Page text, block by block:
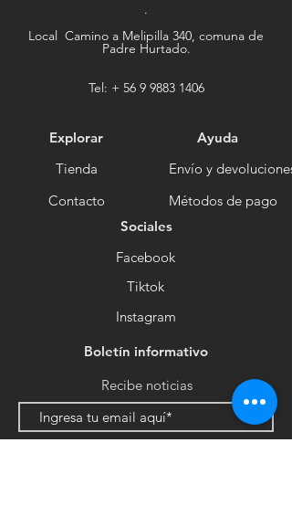
.
Local Camino a Melipilla 340, comuna de
Padre Hurtado.
Tel: + 56 9 9883 1406
Explorar
Tienda
Contacto
Ayuda
Envío y devoluciones
Métodos de pago
Sociales
Facebook
Tiktok
Instagram
Boletín informativo
Recibe noticias